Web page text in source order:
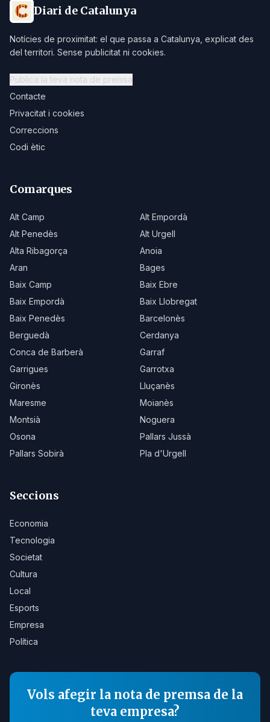
Diari de Catalunya
Notícies de proximitat: el que passa a Catalunya, explicat des
del territori. Sense publicitat ni cookies.
Publica la teva nota de premsa
Contacte
Privacitat i cookies
Correccions
Codi ètic
Comarques
Alt Camp
Alt Empordà
Alt Penedès
Alt Urgell
Alta Ribagorça
Anoia
Aran
Bages
Baix Camp
Baix Ebre
Baix Empordà
Baix Llobregat
Baix Penedès
Barcelonès
Berguedà
Cerdanya
Conca de Barberà
Garraf
Garrigues
Garrotxa
Gironès
Lluçanès
Maresme
Moianès
Montsià
Noguera
Osona
Pallars Jussà
Pallars Sobirà
Pla d'Urgell
Seccions
Economia
Tecnologia
Societat
Cultura
Local
Esports
Empresa
Política
Vols afegir la nota de premsa de la
teva empresa?